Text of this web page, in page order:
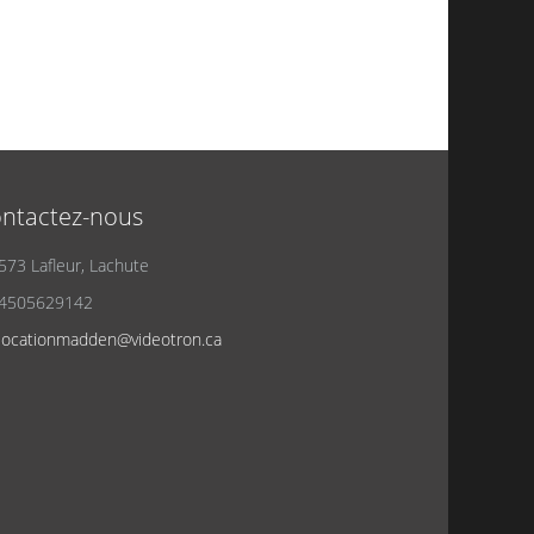
nous
Lafleur, Lachute